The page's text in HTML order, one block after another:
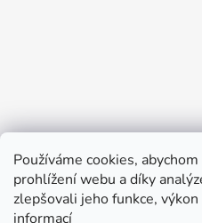
Používáme cookies,
prohlížení webu a díky
zlepšovali jeho funkce,
informací